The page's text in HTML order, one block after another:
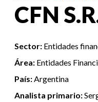
CFN
Sector: Entidades
Área: Entidades
País:Argentina
Analista primario: